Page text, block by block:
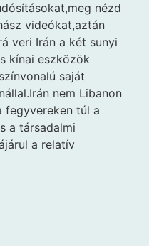
nézd
videókat,aztán
veri Irán a két sunyi
kínai eszközök
saját
nem Libanon
fegyvereken túl a
a társadalmi
a relatív